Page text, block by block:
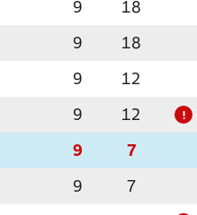
9 18
9 18
9 12
9 12 !
9 7
9 7